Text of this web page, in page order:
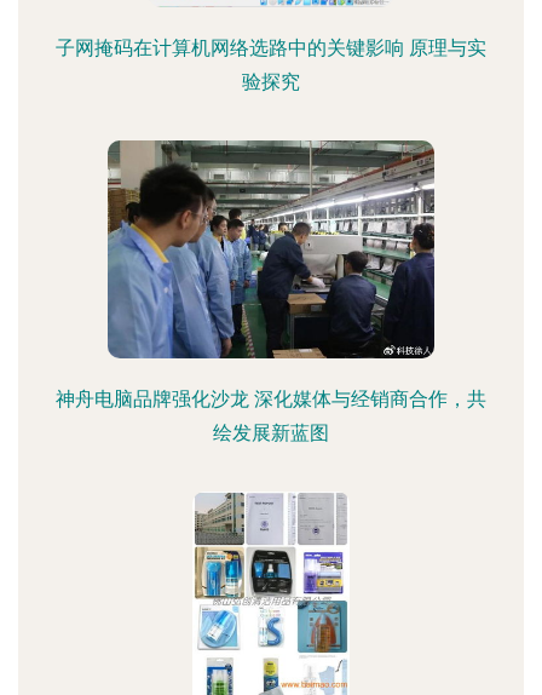
子网掩码在计算机网络选路中的关键影响 原理与实
验探究
神舟电脑品牌强化沙龙 深化媒体与经销商合作，共
绘发展新蓝图